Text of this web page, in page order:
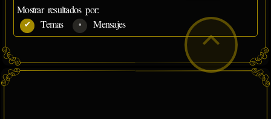
Mostrar resultados por:
Temas
Mensajes